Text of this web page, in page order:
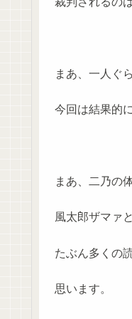
まあ、一人ぐ
今回は結果的
まあ、二乃の
風太郎ザマァ
たぶん多くの
思います。